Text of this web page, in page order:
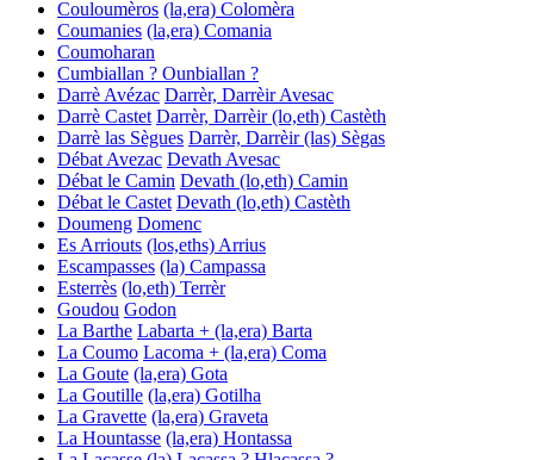
Couloumèros (la,era) Colomèra
Coumanies (la,era) Comania
Coumoharan
Cumbiallan ? Ounbiallan ?
Darrè Avézac Darrèr, Darrèir Avesac
Darrè Castet Darrèr, Darrèir (lo,eth) Castèth
Darrè las Sègues Darrèr, Darrèir (las) Sègas
Débat Avezac Devath Avesac
Débat le Camin Devath (lo,eth) Camin
Débat le Castet Devath (lo,eth) Castèth
Doumeng Domenc
Es Arriouts (los,eths) Arrius
Escampasses (la) Campassa
Esterrès (lo,eth) Terrèr
Goudou Godon
La Barthe Labarta + (la,era) Barta
La Coumo Lacoma + (la,era) Coma
La Goute (la,era) Gota
La Goutille (la,era) Gotilha
La Gravette (la,era) Graveta
La Hountasse (la,era) Hontassa